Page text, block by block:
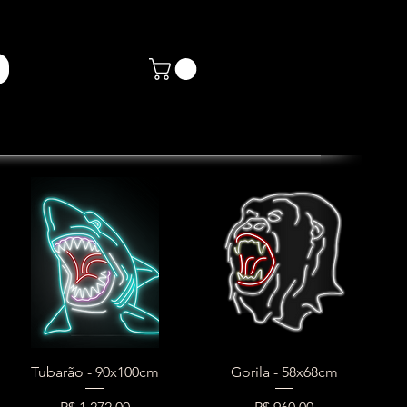
Tubarão - 90x100cm
Gorila - 58x68cm